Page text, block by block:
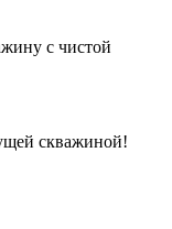
с чистой
скважиной!